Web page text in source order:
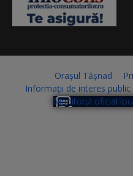
Orașul Tășnad
Informații de interes public
Monitorul oficial